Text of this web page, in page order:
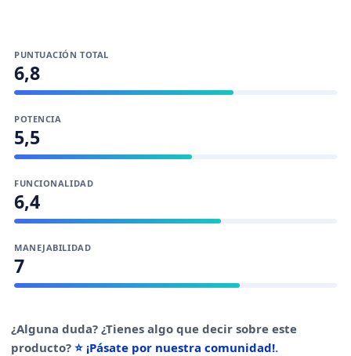
PUNTUACIÓN TOTAL
6,8
POTENCIA
5,5
FUNCIONALIDAD
6,4
MANEJABILIDAD
7
¿Alguna duda? ¿Tienes algo que decir sobre este
producto? ⭐ ¡Pásate por nuestra comunidad!.